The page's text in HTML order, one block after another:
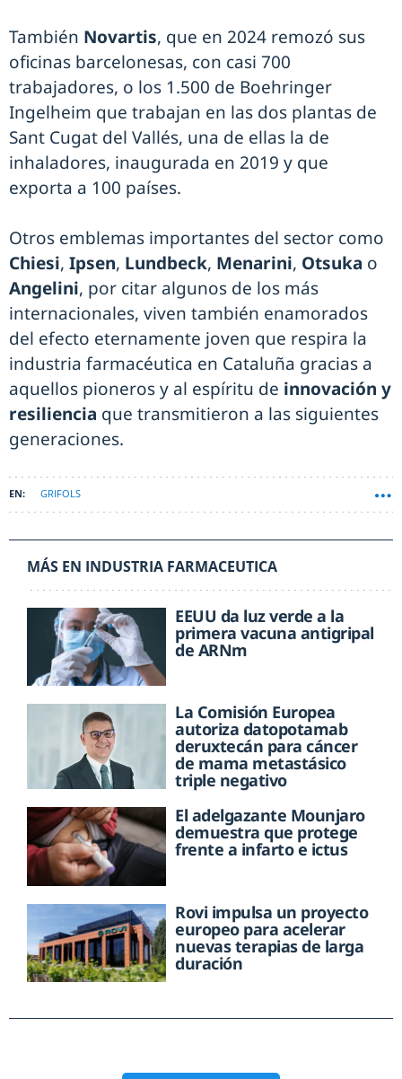
También Novartis, que en 2024 remozó sus
oficinas barcelonesas, con casi 700
trabajadores, o los 1.500 de Boehringer
Ingelheim que trabajan en las dos plantas de
Sant Cugat del Vallés, una de ellas la de
inhaladores, inaugurada en 2019 y que
exporta a 100 países.
Otros emblemas importantes del sector como
Chiesi, Ipsen, Lundbeck, Menarini, Otsuka o
Angelini, por citar algunos de los más
internacionales, viven también enamorados
del efecto eternamente joven que respira la
industria farmacéutica en Cataluña gracias a
aquellos pioneros y al espíritu de innovación y
resiliencia que transmitieron a las siguientes
generaciones.
GRIFOLS
MÁS EN INDUSTRIA FARMACEUTICA
EEUU da luz verde a la
primera vacuna antigripal
de ARNm
La Comisión Europea
autoriza datopotamab
deruxtecán para cáncer
de mama metastásico
triple negativo
El adelgazante Mounjaro
demuestra que protege
frente a infarto e ictus
Rovi impulsa un proyecto
europeo para acelerar
nuevas terapias de larga
duración